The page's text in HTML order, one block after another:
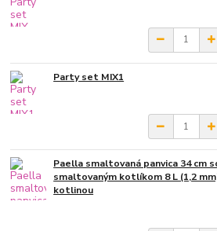
Party set MIX1
Paella smaltovaná panvica 34 cm
smaltovaným kotlíkom 8 L (1,2
kotlinou